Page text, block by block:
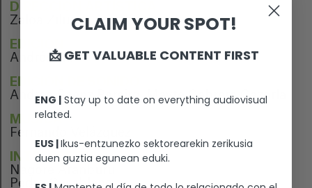
DIRECCIÓN ARTÍSTICA
Zaloa Ziluaga Amigó
EDICIÓN
Andrés Gil
EDICIÓN DE SONIDO
Andrea Saenz Pereiro, Mayte Cabrera Cazorla
MÚSICA
Fernando Velázquez
INTÉRPRETES
Nagore Aranburu
Pedro Casablanc
CLAIM YOUR SPOT!
📩 GET VALUABLE CONTENT FIRST
ENG | Stay up to date on everything audiovisual
related.
EUS |Ikus-entzunezko sektorearekin zerikusia
duen guztia egunean eduki.